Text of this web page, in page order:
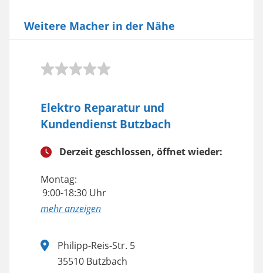
Weitere Macher in der Nähe
Elektro Reparatur und
Kundendienst Butzbach
Derzeit geschlossen, öffnet wieder:
Montag:
9:00-18:30 Uhr
anzeigen
Philipp-Reis-Str. 5
35510 Butzbach